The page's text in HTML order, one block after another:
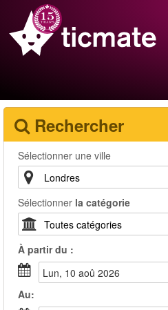
Rechercher
Sélectionner une ville
Sélectionner la catégorie
À partir du :
lun, 10 aoû 2026
Au: